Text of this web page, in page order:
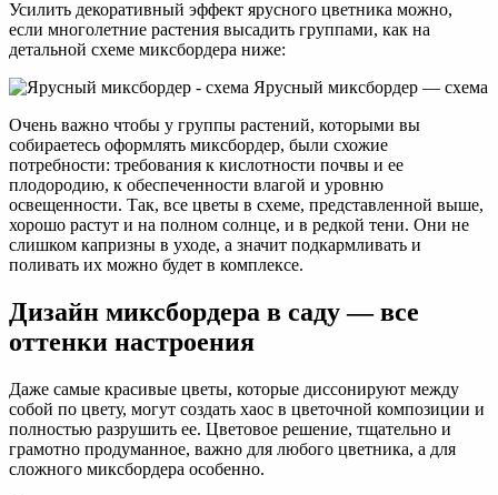
Усилить декоративный эффект ярусного цветника можно,
если многолетние растения высадить группами, как на
детальной схеме миксбордера ниже:
Ярусный миксбордер — схема
Очень важно чтобы у группы растений, которыми вы
собираетесь оформлять миксбордер, были схожие
потребности: требования к кислотности почвы и ее
плодородию, к обеспеченности влагой и уровню
освещенности. Так, все цветы в схеме, представленной выше,
хорошо растут и на полном солнце, и в редкой тени. Они не
слишком капризны в уходе, а значит подкармливать и
поливать их можно будет в комплексе.
Дизайн миксбордера в саду — все
оттенки настроения
Даже самые красивые цветы, которые диссонируют между
собой по цвету, могут создать хаос в цветочной композиции и
полностью разрушить ее. Цветовое решение, тщательно и
грамотно продуманное, важно для любого цветника, а для
сложного миксбордера особенно.